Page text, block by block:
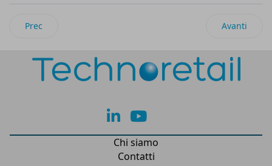
Articolo precedente: ReStore firma la nuova piattaforma di
Prec Articolo
Avanti
lk yt
Chi siamo
Contatti